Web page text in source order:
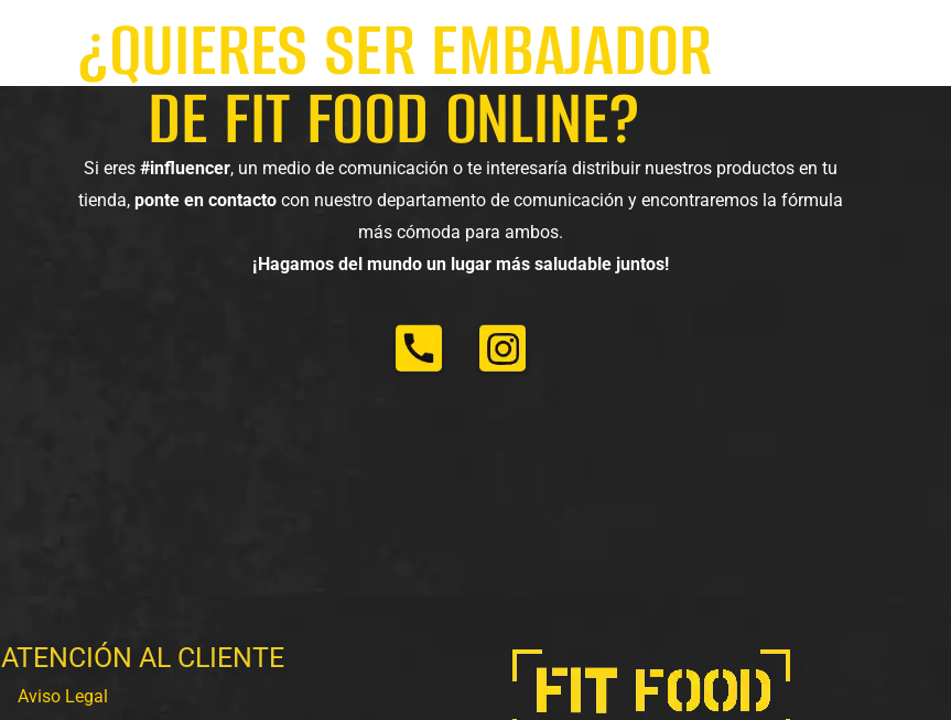
¿QUIERES SER EMBAJADOR
DE FIT FOOD ONLINE?
Si eres#influencer, un medio de comunicación o te interesaría distribuir nuestros productos en tu
tienda,ponte en contacto con nuestro departamento de comunicación y encontraremos la fórmula
más cómoda para ambos.
¡Hagamos del mundo un lugar más saludable juntos!
ATENCIÓN AL CLIENTE
Aviso Legal